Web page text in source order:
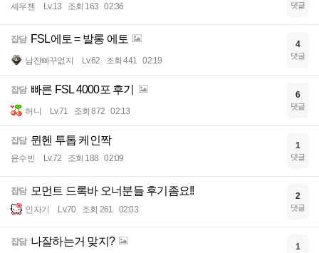
셰우첸 Lv.13 조회 163 02:36 댓글
잡담 FSL에토 = 발롱 에토
남잔빠꾸없지 Lv.62 조회 441 02:19
4
댓글
잡담 빠른 FSL 4000포 후기
허니 Lv.71 조회 872 02:13
6
댓글
잡담 뮌헨 투톱 케인짝
윤수빈 Lv.72 조회 188 02:09
1
댓글
잡담 모먼트 드록바 오너분들 후기좀요!!
인자기 Lv.70 조회 261 02:03
2
댓글
잡담 나잘하는거 맞지? 1